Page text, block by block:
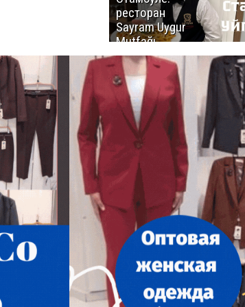
ресторан
Sayram Uygur
Mutfağı